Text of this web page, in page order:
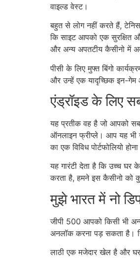
वाइल्ड वेस्ट।
बहुत से लोग नहीं करते हैं,
कि साइट आपको एक सुरक्षित
और अन्य अपतटीय कैसीनो में
पीसी के लिए मुफ्त बिंगो
और उन्हें एक यादृच्छिक इन-गेम
एंड्रॉइड के लिए
यह प्रतीक वह है जो आपको
ऑनलाइन फ्रीप्ले। आप यह भी
का एक विविध पोर्टफोलियो
यह गारंटी देता है कि उच्च
करता है, हमने इस कैसीनो को
मुझे भारत में नो
जीपी 500 आपको किसी भी
अनलॉक करना पड़ सकता है।
लाठी एक मजेदार खेल है और घर